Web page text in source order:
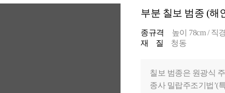
부분 칠보 범종 (해
종규격
높이 78cm / 직
재 질
청동
칠보 범종은 원광식
종사 밀랍주조기법’(